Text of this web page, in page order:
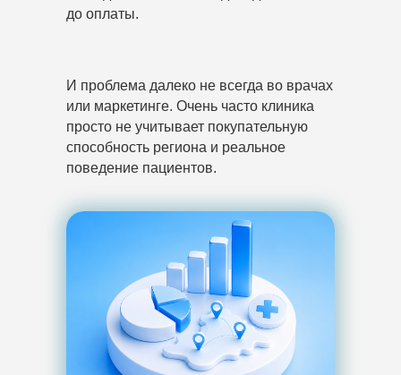
до оплаты.
И проблема далеко не всегда во врачах
или маркетинге. Очень часто клиника
просто не учитывает покупательную
способность региона и реальное
поведение пациентов.